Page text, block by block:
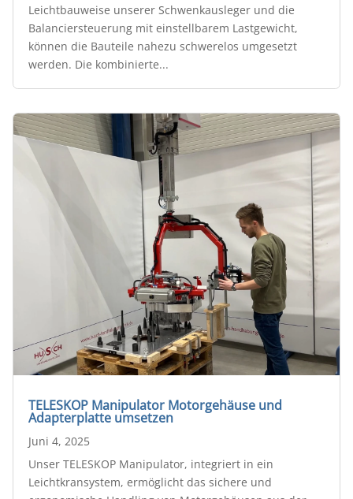
Leichtbauweise unserer Schwenkausleger und die
Balanciersteuerung mit einstellbarem Lastgewicht,
können die Bauteile nahezu schwerelos umgesetzt
werden. Die kombinierte...
TELESKOP Manipulator Motorgehäuse und
Adapterplatte umsetzen
Juni 4, 2025
Unser TELESKOP Manipulator, integriert in ein
Leichtkransystem, ermöglicht das sichere und